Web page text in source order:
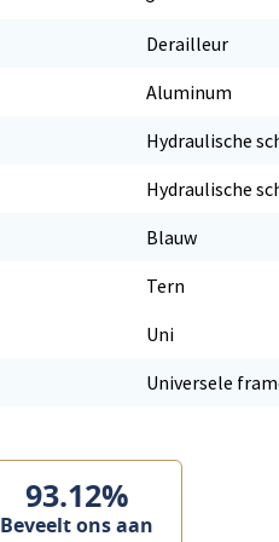
Derailleur
Aluminum
Hydraulische
Hydraulische
Blauw
Tern
Uni
Universele
93.12%
Beveelt ons aan